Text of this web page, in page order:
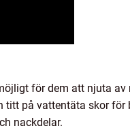
för dem att njuta av
titt på vattentäta skor för
nackdelar.